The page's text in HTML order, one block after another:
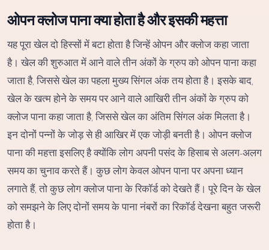
ओपन क्लोज पाना क्या होता है और इसकी महत्ता
यह पूरा खेल दो हिस्सों में बटा होता है जिन्हें ओपन और क्लोज कहा जाता
है। खेल की शुरुआत में आने वाले तीन अंकों के ग्रुप को ओपन पाना कहा
जाता है, जिससे खेल का पहला मुख्य सिंगल अंक तय होता है। इसके बाद,
खेल के खत्म होने के समय पर आने वाले आखिरी तीन अंकों के ग्रुप को
क्लोज पाना कहा जाता है, जिससे खेल का अंतिम सिंगल अंक मिलता है।
इन दोनों पन्नों के जोड़ से ही आखिर में एक जोड़ी बनती है। ओपन क्लोज
पाना की महत्ता इसलिए है क्योंकि लोग अपनी पसंद के हिसाब से अलग-अलग
समय का चुनाव करते हैं। कुछ लोग केवल ओपन पाना पर अपना ध्यान
लगाते हैं, तो कुछ लोग क्लोज पाना के रिकॉर्ड को देखते हैं। पूरे दिन के खेल
को समझने के लिए दोनों समय के पाना नंबरों का रिकॉर्ड देखना बहुत जरूरी
होता है।